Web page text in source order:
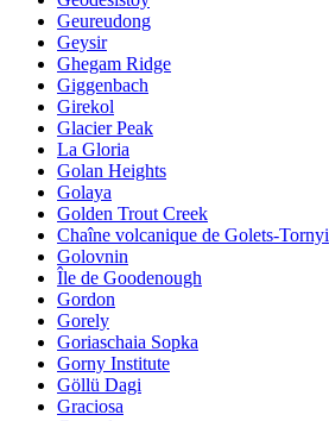
Geureudong
Geysir
Ghegam Ridge
Giggenbach
Girekol
Glacier Peak
La Gloria
Golan Heights
Golaya
Golden Trout Creek
Chaîne volcanique de Golets-Tornyi
Golovnin
Île de Goodenough
Gordon
Gorely
Goriaschaia Sopka
Gorny Institute
Göllü Dagi
Graciosa